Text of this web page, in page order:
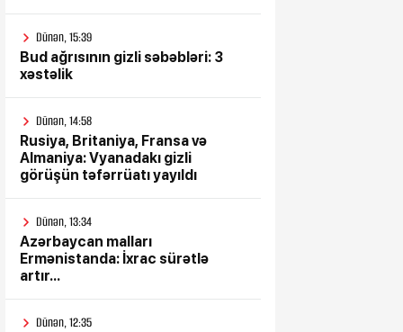
Dünən, 15:39
Bud ağrısının gizli səbəbləri: 3
xəstəlik
Dünən, 14:58
Rusiya, Britaniya, Fransa və
Almaniya: Vyanadakı gizli
görüşün təfərrüatı yayıldı
Dünən, 13:34
Azərbaycan malları
Ermənistanda: İxrac sürətlə
artır...
Dünən, 12:35